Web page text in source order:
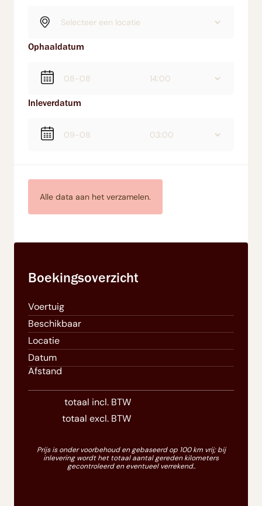
Ophaaldatum
Inleverdatum
Alle data aan het verzamelen.
Boekingsoverzicht
Voertuig
Beschikbaar
Locatie
Datum
Afstand
totaal incl. BTW
totaal excl. BTW
Prijs is onder voorbehoud en gebaseerd op 100 km vrij; bij
inlevering wordt het totaal aantal gereden kilometers
gecontroleerd en eventueel verrekend..